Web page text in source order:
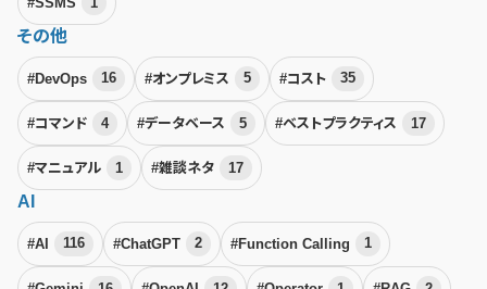
その他
#DevOps 16 #オンプレミス 5 #コスト 35
#コマンド 4 #データベース 5 #ベストプラクティス 17
#マニュアル 1 #雑談ネタ 17
AI
#AI 116 #ChatGPT 2 #Function Calling 1